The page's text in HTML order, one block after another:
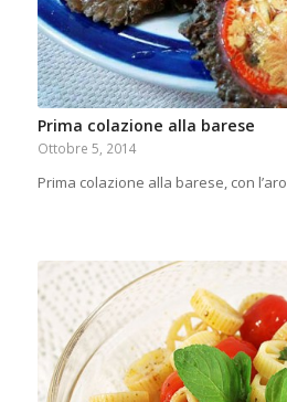
Prima colazione alla barese
Ottobre 5, 2014
Prima colazione alla barese, con